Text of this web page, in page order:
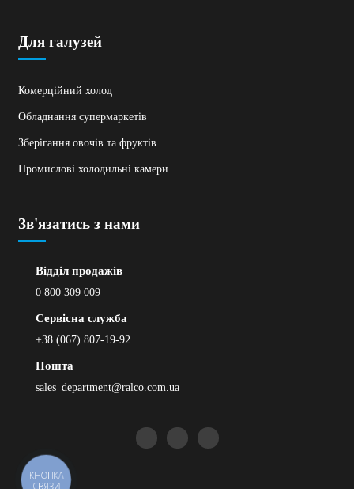
Для галузей
Комерційний холод
Обладнання супермаркетів
Зберігання овочів та фруктів
Промислові холодильні камери
Зв'язатись з нами
Відділ продажів
0 800 309 009
Сервісна служба
+38 (067) 807-19-92
Пошта
sales_department@ralco.com.ua
КНОПКА
СВЯЗИ